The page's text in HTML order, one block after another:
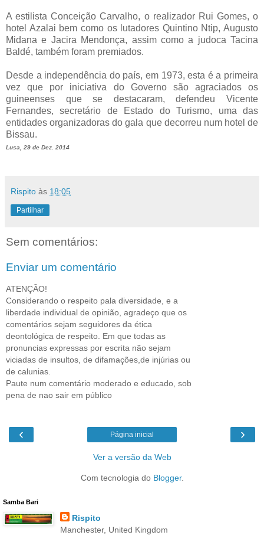
A estilista Conceição Carvalho, o realizador Rui Gomes, o
hotel Azalai bem como os lutadores Quintino Ntip, Augusto
Midana e Jacira Mendonça, assim como a judoca Tacina
Baldé, também foram premiados.
Desde a independência do país, em 1973, esta é a primeira
vez que por iniciativa do Governo são agraciados os
guineenses que se destacaram, defendeu Vicente
Fernandes, secretário de Estado do Turismo, uma das
entidades organizadoras do gala que decorreu num hotel de
Bissau.
Lusa, 29 de Dez. 2014
Rispito às 18:05
Partilhar
Sem comentários:
Enviar um comentário
ATENÇÃO!
Considerando o respeito pala diversidade, e a
liberdade individual de opinião, agradeço que os
comentários sejam seguidores da ética
deontológica de respeito. Em que todas as
pronuncias expressas por escrita não sejam
viciadas de insultos, de difamações,de injúrias ou
de calunias.
Paute num comentário moderado e educado, sob
pena de nao sair em público
‹ ›
Página inicial
Ver a versão da Web
Com tecnologia do Blogger.
Samba Bari
Rispito
Manchester, United Kingdom